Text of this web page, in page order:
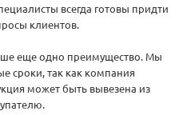
всегда готовы придти
клиентов.
еще одно преимущество. Мы
сроки, так как компания
может быть вывезена из